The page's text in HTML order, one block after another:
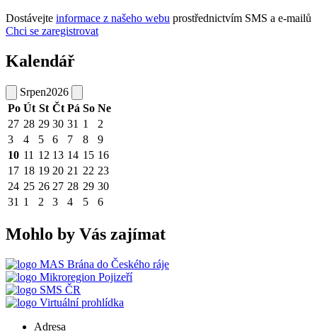
Dostávejte informace z našeho webu prostřednictvím SMS a e-mailů
Chci se zaregistrovat
Kalendář
Srpen2026
Po Út St Čt Pá So Ne
27 28 29 30 31 1
2
3
4 5 6 7 8
9
10 11 12 13 14 15 16
17 18 19 20 21 22 23
24 25 26 27 28 29 30
31 1 2 3 4 5 6
Mohlo by Vás zajímat
MAS Brána do Českého ráje
Mikroregion Pojizeří
SMS ČR
Virtuální prohlídka
Adresa